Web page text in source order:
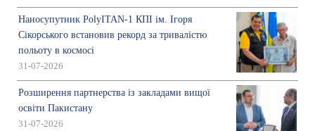
Наносупутник PolyITAN-1 КПІ ім. Ігоря
Сікорського встановив рекорд за тривалістю
польоту в космосі
31-07-2026
Розширення партнерства із закладами вищої
освіти Пакистану
31-07-2026